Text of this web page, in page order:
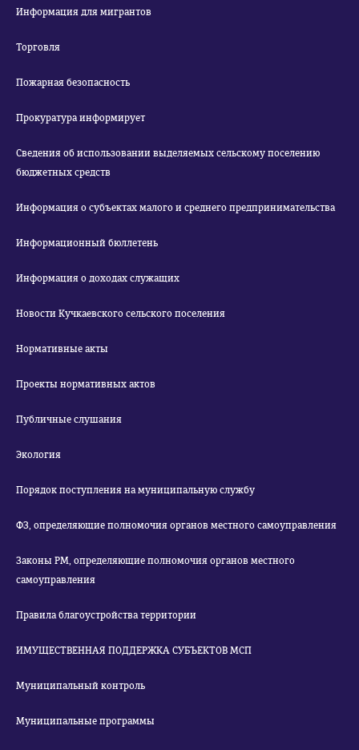
Информация для мигрантов
Торговля
Пожарная безопасность
Прокуратура информирует
Сведения об использовании выделяемых сельскому поселению
бюджетных средств
Информация о субъектах малого и среднего предпринимательства
Информационный бюллетень
Информация о доходах служащих
Новости Кучкаевского сельского поселения
Нормативные акты
Проекты нормативных актов
Публичные слушания
Экология
Порядок поступления на муниципальную службу
ФЗ, определяющие полномочия органов местного самоуправления
Законы РМ, определяющие полномочия органов местного
самоуправления
Правила благоустройства территории
ИМУЩЕСТВЕННАЯ ПОДДЕРЖКА СУБЪЕКТОВ МСП
Муниципальный контроль
Муниципальные программы